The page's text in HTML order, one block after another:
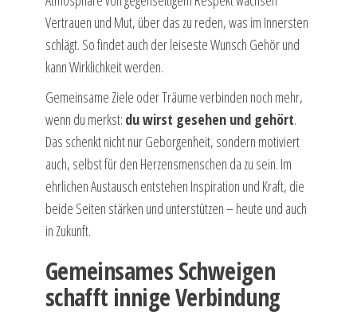
Vertrauen und Mut, über das zu reden, was im Innersten
schlägt. So findet auch der leiseste Wunsch Gehör und
kann Wirklichkeit werden.
Gemeinsame Ziele oder Träume verbinden noch mehr,
wenn du merkst: du wirst gesehen und gehört.
Das schenkt nicht nur Geborgenheit, sondern motiviert
auch, selbst für den Herzensmenschen da zu sein. Im
ehrlichen Austausch entstehen Inspiration und Kraft, die
beide Seiten stärken und unterstützen – heute und auch
in Zukunft.
Gemeinsames Schweigen
schafft innige Verbindung